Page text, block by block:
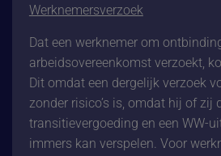
Werknemersverzoek
Dat een werknemer om
arbeidsovereenkomst verzoekt,
Dit omdat een dergelijk verzoek
zonder risico’s is, omdat hij of zij
transitievergoeding en een WW-
immers kan verspelen. Voor